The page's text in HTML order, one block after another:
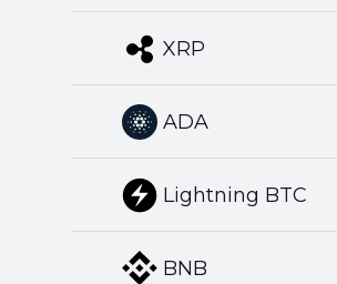
XRP
ADA
Lightning BTC
BNB